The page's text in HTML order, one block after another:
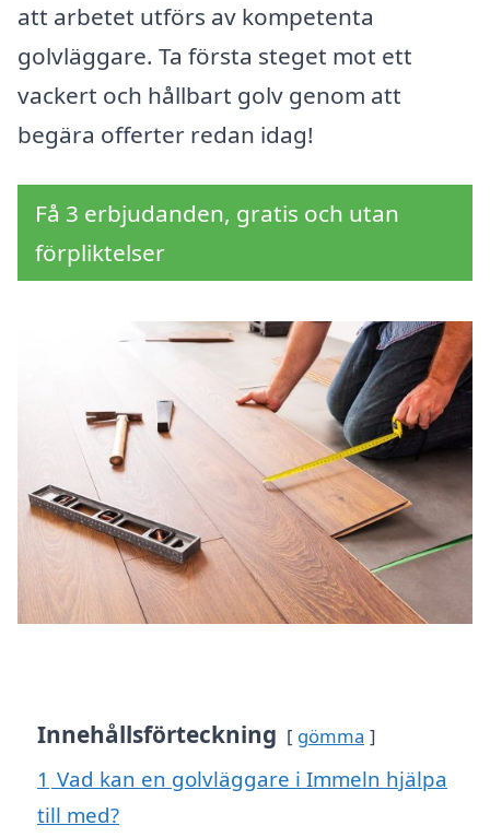
att arbetet utförs av kompetenta
golvläggare. Ta första steget mot ett
vackert och hållbart golv genom att
begära offerter redan idag!
Få 3 erbjudanden, gratis och utan
förpliktelser
Innehållsförteckning gömma
1 Vad kan en golvläggare i Immeln hjälpa
till med?